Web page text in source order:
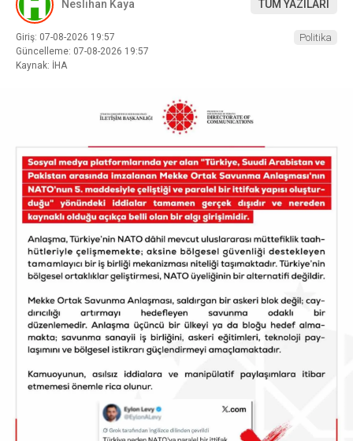
Neslihan Kaya TÜM YAZILARI
Giriş: 07-08-2026 19:57
Güncelleme: 07-08-2026 19:57
Kaynak: İHA
Politika